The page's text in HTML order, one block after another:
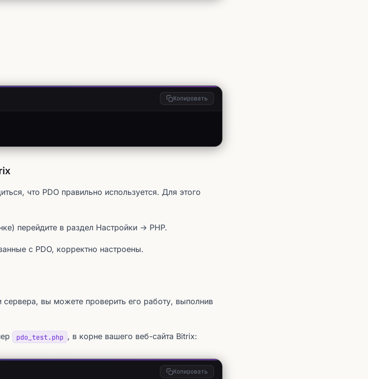
Копировать
что PDO правильно используется. Для этого
перейдите в раздел Настройки → PHP.
с PDO, корректно настроены.
сервера, вы можете проверить его работу, выполнив
pdo_test.php , в корне вашего веб-сайта Bitrix:
Копировать